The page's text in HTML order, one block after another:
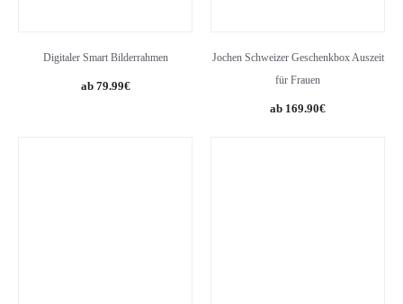
Digitaler Smart Bilderrahmen
Original
79.99€Current
Jochen Schweizer Geschenkbox Auszeit
für Frauen
169.90€